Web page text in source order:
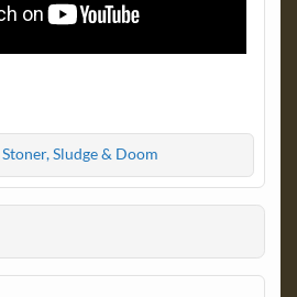
Stoner, Sludge & Doom